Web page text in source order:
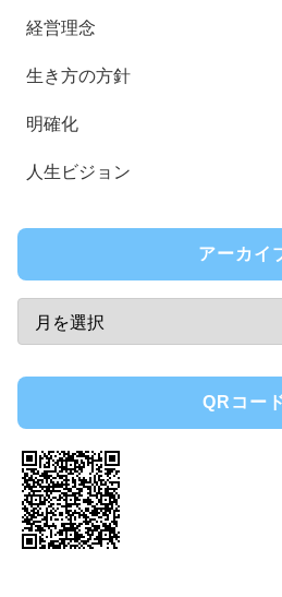
経営理念
生き方の方針
明確化
人生ビジョン
アーカイ
QRコー